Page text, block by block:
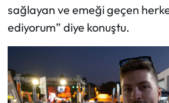
sağlayan ve emeği geçen
ediyorum” diye konuştu.